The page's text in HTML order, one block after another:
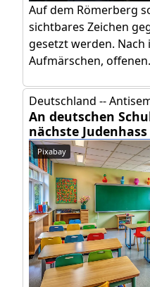
Auf dem Römerberg
sichtbares Zeichen
gesetzt werden.
Aufmärschen,
Deutschland --
An deutschen
nächste
Pixabay